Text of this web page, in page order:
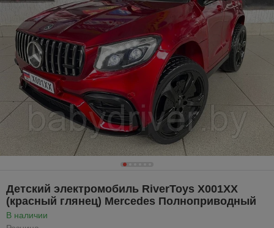
Детский электромобиль RiverToys X001XX
(красный глянец) Mercedes Полноприводный
В наличии